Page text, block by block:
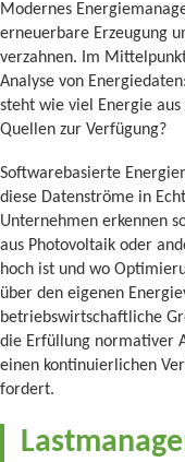
Modernes
erneuerbare Erzeugung
verzahnen. Im
Analyse von
steht wie viel Energie
Quellen zur Verfügung?
Softwarebasierte
diese Datenströme in
Unternehmen erkennen
aus Photovoltaik oder
hoch ist und wo
über den eigenen
betriebswirtschaftliche
die Erfüllung normativer
einen kontinuierlichen
fordert.